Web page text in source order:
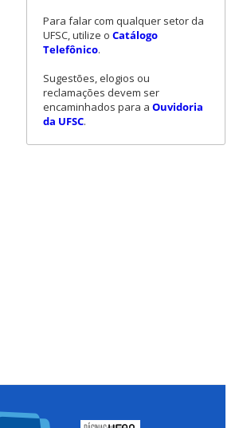
Para falar com qualquer setor da
UFSC, utilize o Catálogo
Telefônico.
Sugestões, elogios ou
reclamações devem ser
encaminhados para a Ouvidoria
da UFSC.